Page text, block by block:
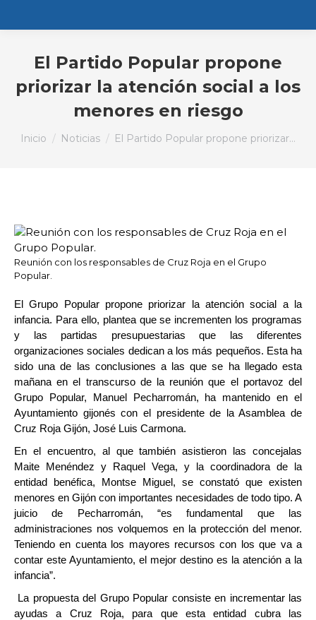
El Partido Popular propone
priorizar la atención social a los
menores en riesgo
Estás aquí:
Inicio Noticias El Partido Popular propone priorizar…
Reunión con los responsables de Cruz Roja en el Grupo
Popular.
El Grupo Popular propone priorizar la atención social a la
infancia. Para ello, plantea que se incrementen los programas
y las partidas presupuestarias que las diferentes
organizaciones sociales dedican a los más pequeños. Esta ha
sido una de las conclusiones a las que se ha llegado esta
mañana en el transcurso de la reunión que el portavoz del
Grupo Popular, Manuel Pecharromán, ha mantenido en el
Ayuntamiento gijonés con el presidente de la Asamblea de
Cruz Roja Gijón, José Luis Carmona.
En el encuentro, al que también asistieron las concejalas
Maite Menéndez y Raquel Vega, y la coordinadora de la
entidad benéfica, Montse Miguel, se constató que existen
menores en Gijón con importantes necesidades de todo tipo. A
juicio de Pecharromán, “es fundamental que las
administraciones nos volquemos en la protección del menor.
Teniendo en cuenta los mayores recursos con los que va a
contar este Ayuntamiento, el mejor destino es la atención a la
infancia”.
La propuesta del Grupo Popular consiste en incrementar las
ayudas a Cruz Roja, para que esta entidad cubra las